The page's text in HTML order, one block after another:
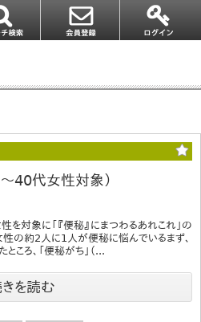
40代女性対象）
対象に「『便秘』にまつわるあれこれ」の
の約2人に1人が便秘に悩んでいるまず、
ころ、「便秘がち」（...
を読む